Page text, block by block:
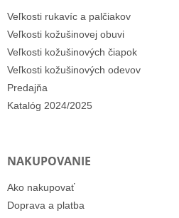
Veľkosti rukavíc a palčiakov
Veľkosti kožušinovej obuvi
Veľkosti kožušinových čiapok
Veľkosti kožušinových odevov
Predajňa
Katalóg 2024/2025
NAKUPOVANIE
Ako nakupovať
Doprava a platba